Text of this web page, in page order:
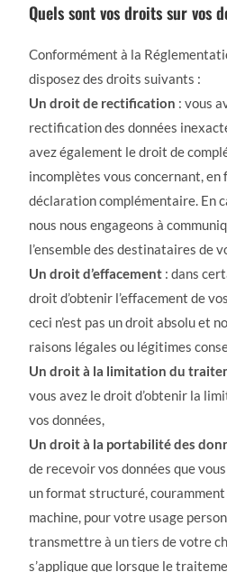
Quels sont vos droits sur vos
Conformément à la
disposez des droits suivants :
Un droit de rectification : vous
rectification des données
avez également le droit de
incomplètes vous concernant, en
déclaration complémentaire. En
nous nous engageons à
l’ensemble des destinataires de
Un droit d’effacement : dans
droit d’obtenir l’effacement de
ceci n’est pas un droit absolu et
raisons légales ou légitimes
Un droit à la limitation du
vous avez le droit d’obtenir la
vos données,
Un droit à la portabilité des
de recevoir vos données que
un format structuré,
machine, pour votre usage
transmettre à un tiers de votre
s’applique que lorsque le